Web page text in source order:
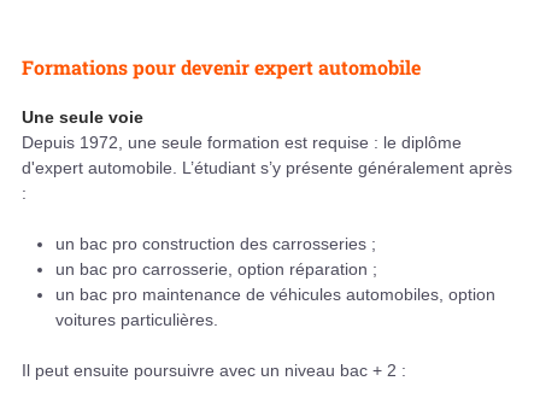
Formations pour devenir expert automobile
Une seule voie
Depuis 1972, une seule formation est requise : le diplôme
d'expert automobile. L’étudiant s’y présente généralement après
:
un bac pro construction des carrosseries ;
un bac pro carrosserie, option réparation ;
un bac pro maintenance de véhicules automobiles, option
voitures particulières.
Il peut ensuite poursuivre avec un niveau bac + 2 :